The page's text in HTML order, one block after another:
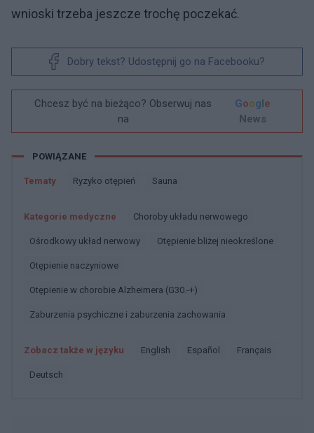
wnioski trzeba jeszcze trochę poczekać.
Dobry tekst? Udostępnij go na Facebooku?
Chcesz być na bieżąco? Obserwuj nas
na
Google
News
POWIĄZANE
Tematy Ryzyko otępień Sauna
Kategorie medyczne Choroby układu nerwowego
Ośrodkowy układ nerwowy Otępienie bliżej nieokreślone
Otępienie naczyniowe
Otępienie w chorobie Alzheimera (G30.-+)
Zaburzenia psychiczne i zaburzenia zachowania
Zobacz także w języku english español français
deutsch